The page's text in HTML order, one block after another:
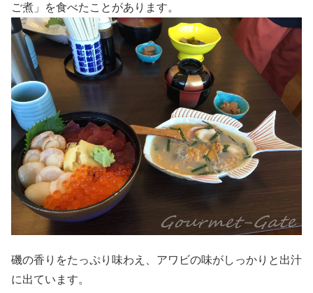
ご煮」を食べたことがあります。
磯の香りをたっぷり味わえ、アワビの味がしっかりと出汁
に出ています。